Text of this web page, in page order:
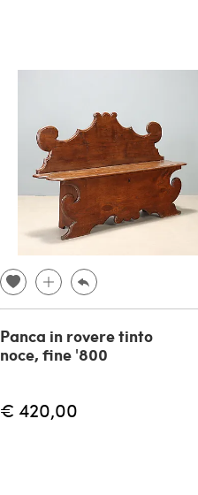
Panca in rovere tinto
noce, fine '800
€ 420,00